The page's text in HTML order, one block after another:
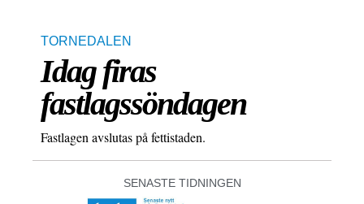
TORNEDALEN
Idag firas
fastlagssöndagen
Fastlagen avslutas på fettistaden.
SENASTE TIDNINGEN